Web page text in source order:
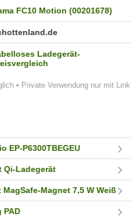
• Private Verwendung nur mit Link
FC10 Motion (00201678)
Ladegerät-
EP-P6300TBEGEU
Qi-Ladegerät
Magnet 7,5 W Weiß
PAD